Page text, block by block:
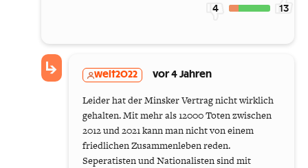
4 13
welt2022 vor 4 Jahren
Leider hat der Minsker Vertrag nicht wirklich
gehalten. Mit mehr als 12000 Toten zwischen
2012 und 2021 kann man nicht von einem
friedlichen Zusammenleben reden.
Seperatisten und Nationalisten sind mit